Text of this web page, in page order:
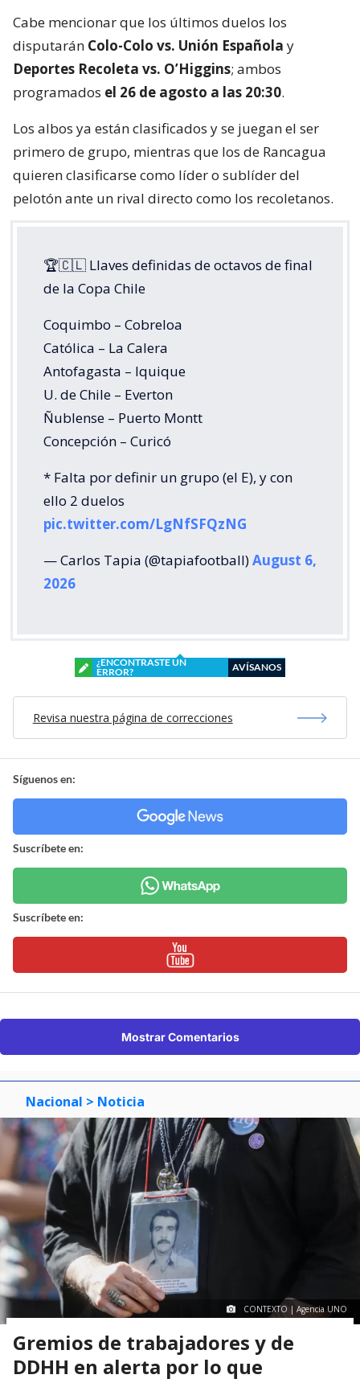
Cabe mencionar que los últimos duelos los
disputarán Colo-Colo vs. Unión Española y
Deportes Recoleta vs. O’Higgins; ambos
programados el 26 de agosto a las 20:30.
Los albos ya están clasificados y se juegan el ser
primero de grupo, mientras que los de Rancagua
quieren clasificarse como líder o sublíder del
pelotón ante un rival directo como los recoletanos.
🏆🇨🇱 Llaves definidas de octavos de final
de la Copa Chile
Coquimbo – Cobreloa
Católica – La Calera
Antofagasta – Iquique
U. de Chile – Everton
Ñublense – Puerto Montt
Concepción – Curicó
* Falta por definir un grupo (el E), y con
ello 2 duelos
pic.twitter.com/LgNfSFQzNG
— Carlos Tapia (@tapiafootball)August 6,
2026
¿ENCONTRASTE UN
ERROR?
AVÍSANOS
Revisa nuestra página de correcciones
Síguenos en:
Suscríbete en:
Suscríbete en:
Mostrar Comentarios
Nacional > Noticia
CONTEXTO | Agencia UNO
Gremios de trabajadores y de
DDHH en alerta por lo que